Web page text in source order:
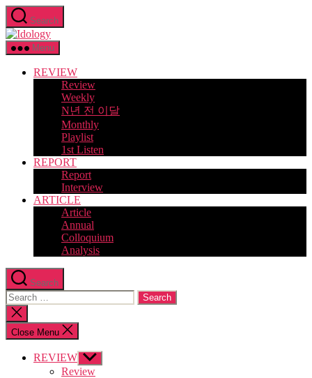
Skip
to
the
content
Search
Idology
Menu
REVIEW
Review
Weekly
N년 전 이달
Monthly
Playlist
1st Listen
REPORT
Report
Interview
ARTICLE
Article
Annual
Colloquium
Analysis
Search
Search
for:
Close
search
Close Menu
REVIEW Show
sub
Review